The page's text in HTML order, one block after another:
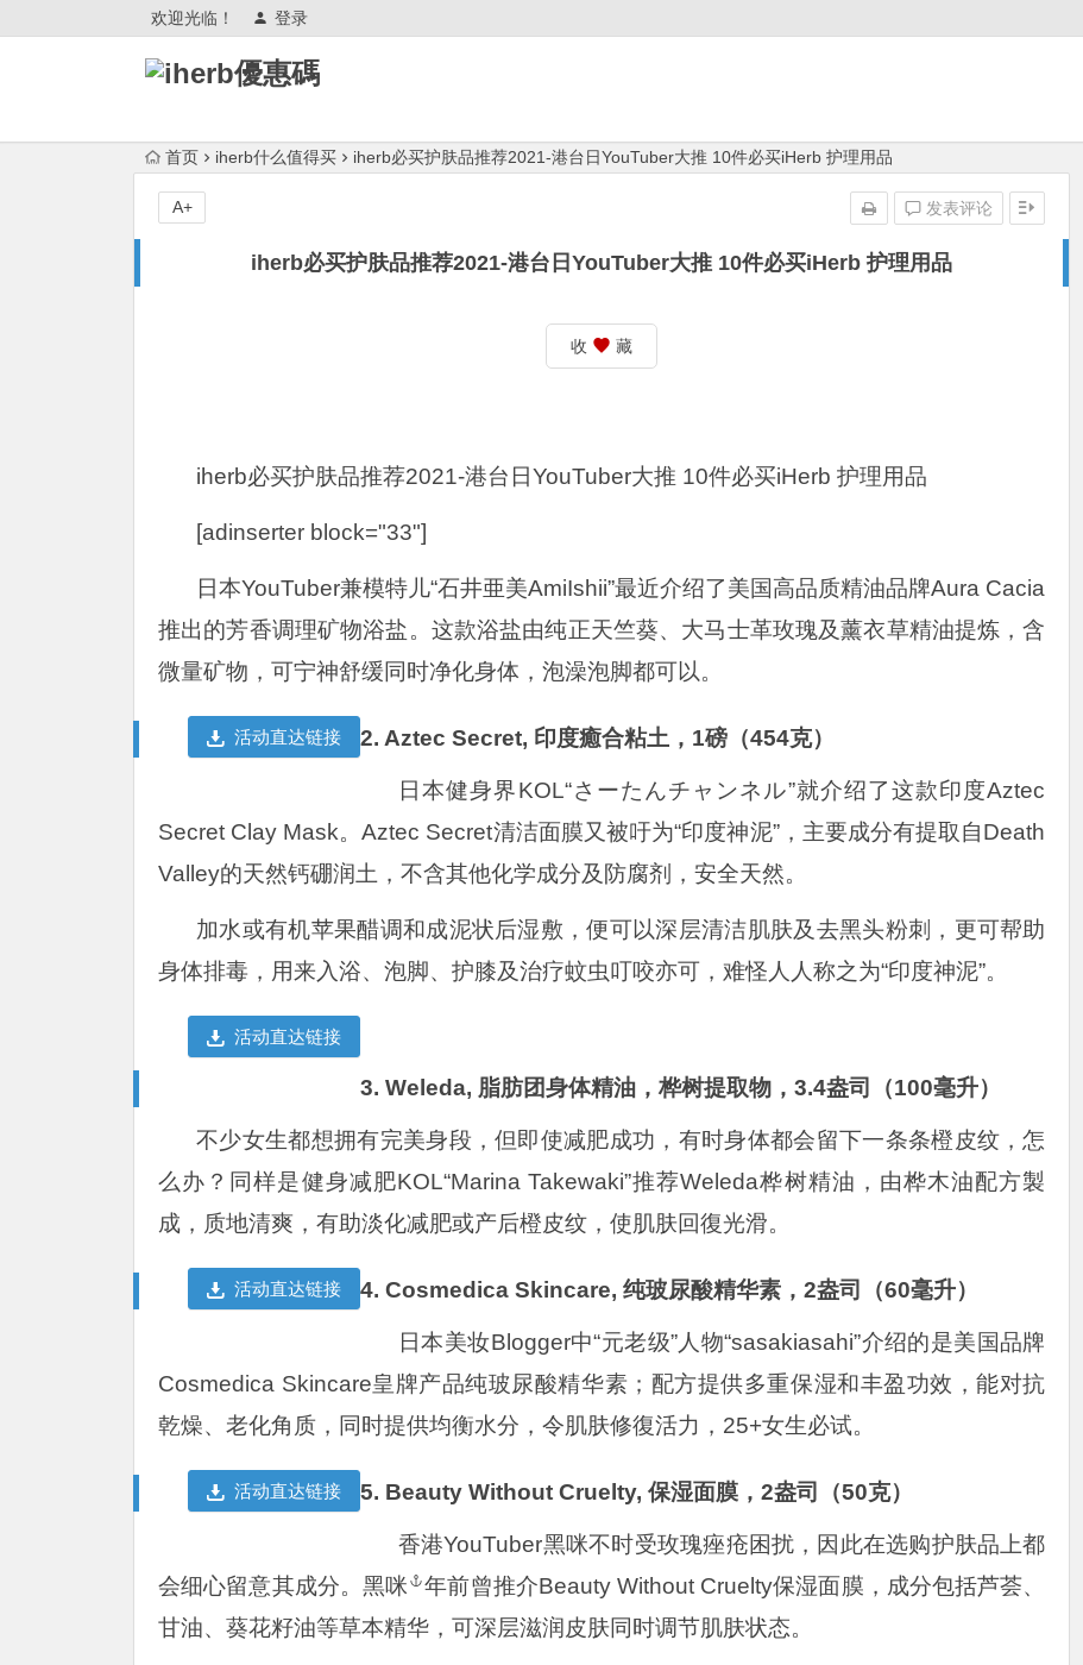
欢迎光临！ 登录
首页 iherb什么值得买 iherb必买护肤品推荐2021-港台日YouTuber大推 10件必买iHerb 护理用品
iherb必买护肤品推荐2021-港台日YouTuber大推 10件必买iHerb 护理用品
发表评论
A+
收 藏
iherb必买护肤品推荐2021-港台日YouTuber大推 10件必买iHerb 护理用品
[adinserter block="33"]
日本YouTuber兼模特儿“石井亜美AmiIshii”最近介绍了美国高品质精油品牌Aura Cacia
推出的芳香调理矿物浴盐。这款浴盐由纯正天竺葵、大马士革玫瑰及薰衣草精油提炼，含
微量矿物，可宁神舒缓同时净化身体，泡澡泡脚都可以。
活动直达链接 2. Aztec Secret, 印度癒合粘土，1磅（454克）
日本健身界KOL“さーたんチャンネル”就介绍了这款印度Aztec
Secret Clay Mask。Aztec Secret清洁面膜又被吁为“印度神泥”，主要成分有提取自Death
Valley的天然钙硼润土，不含其他化学成分及防腐剂，安全天然。
加水或有机苹果醋调和成泥状后湿敷，便可以深层清洁肌肤及去黑头粉刺，更可帮助
身体排毒，用来入浴、泡脚、护膝及治疗蚊虫叮咬亦可，难怪人人称之为“印度神泥”。
活动直达链接
3. Weleda, 脂肪团身体精油，桦树提取物，3.4盎司（100毫升）
不少女生都想拥有完美身段，但即使减肥成功，有时身体都会留下一条条橙皮纹，怎
么办？同样是健身减肥KOL“Marina Takewaki”推荐Weleda桦树精油，由桦木油配方製
成，质地清爽，有助淡化减肥或产后橙皮纹，使肌肤回復光滑。
活动直达链接 4. Cosmedica Skincare, 纯玻尿酸精华素，2盎司（60毫升）
日本美妆Blogger中“元老级”人物“sasakiasahi”介绍的是美国品牌
Cosmedica Skincare皇牌产品纯玻尿酸精华素；配方提供多重保湿和丰盈功效，能对抗
乾燥、老化角质，同时提供均衡水分，令肌肤修復活力，25+女生必试。
活动直达链接 5. Beauty Without Cruelty, 保湿面膜，2盎司（50克）
香港YouTuber黑咪不时受玫瑰痤疮困扰，因此在选购护肤品上都
会细心留意其成分。黑咪
年前曾推介Beauty Without Cruelty保湿面膜，成分包括芦荟、
甘油、葵花籽油等草本精华，可深层滋润皮肤同时调节肌肤状态。